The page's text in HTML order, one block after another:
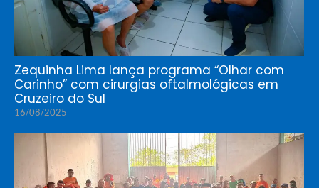
Zequinha Lima lança programa “Olhar com
Carinho” com cirurgias oftalmológicas em
Cruzeiro do Sul
16/08/2025